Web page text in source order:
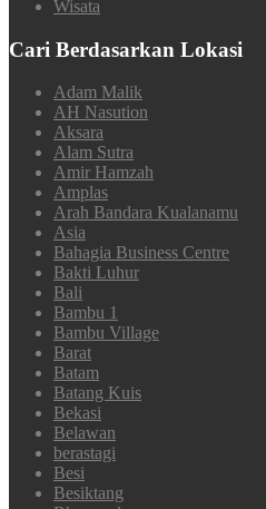
Wisata
Cari Berdasarkan Lokasi
Adam Malik
AH Nasution
Aksara
Alam Sutra
Amir Hamzah
Amplas
Arah Bandara Kualanamu
Asia
Bahagia Business Centre
Bakti Luhur
Bali
Bambu 1
Bambu Village
Barat
Batam
Batang Kuis
Bekasi
Belawan
berastagi
Besi
Besiktang